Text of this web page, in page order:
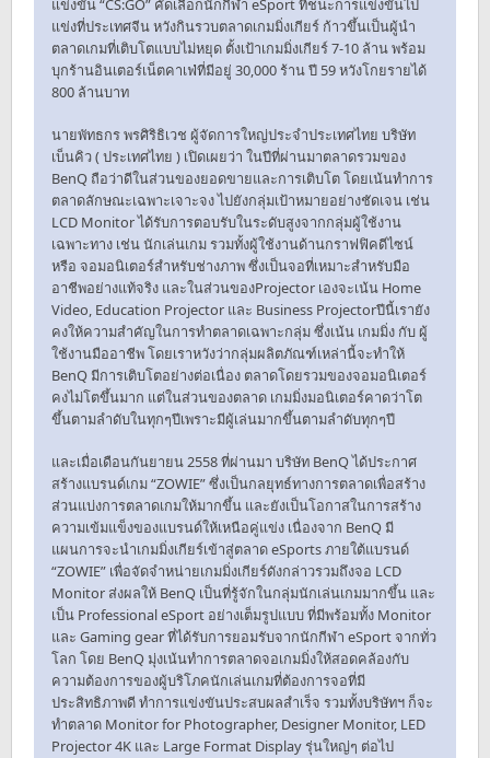
แข่งขัน “CS:GO” คัดเลือกนักกีฬา eSport ที่ชนะการแข่งขันไป
แข่งที่ประเทศจีน หวังกินรวบตลาดเกมมิ่งเกียร์ ก้าวขึ้นเป็นผู้นำ
ตลาดเกมที่เติบโตแบบไม่หยุด ตั้งเป้าเกมมิ่งเกียร์ 7-10 ล้าน พร้อม
บุกร้านอินเตอร์เน็ตคาเฟ่ที่มีอยู่ 30,000 ร้าน ปี 59 หวังโกยรายได้
800 ล้านบาท
นายพัทธกร พรศิริธิเวช ผู้จัดการใหญ่ประจำประเทศไทย บริษัท
เบ็นคิว ( ประเทศไทย ) เปิดเผยว่า ในปีที่ผ่านมาตลาดรวมของ
BenQ ถือว่าดีในส่วนของยอดขายและการเติบโต โดยเน้นทำการ
ตลาดลักษณะเฉพาะเจาะจง ไปยังกลุ่มเป้าหมายอย่างชัดเจน เช่น
LCD Monitor ได้รับการตอบรับในระดับสูงจากกลุ่มผู้ใช้งาน
เฉพาะทาง เช่น นักเล่นเกม รวมทั้งผู้ใช้งานด้านกราฟฟิคดีไซน์
หรือ จอมอนิเตอร์สำหรับช่างภาพ ซึ่งเป็นจอที่เหมาะสำหรับมือ
อาชีพอย่างแท้จริง และในส่วนของProjector เองจะเน้น Home
Video, Education Projector และ Business Projectorปีนี้เรายัง
คงให้ความสำคัญในการทำตลาดเฉพาะกลุ่ม ซึ่งเน้น เกมมิ่ง กับ ผู้
ใช้งานมืออาชีพ โดยเราหวังว่ากลุ่มผลิตภัณฑ์เหล่านี้จะทำให้
BenQ มีการเติบโตอย่างต่อเนื่อง ตลาดโดยรวมของจอมอนิเตอร์
คงไม่โตขึ้นมาก แต่ในส่วนของตลาด เกมมิ่งมอนิเตอร์คาดว่าโต
ขึ้นตามลำดับในทุกๆปีเพราะมีผู้เล่นมากขึ้นตามลำดับทุกๆปี
และเมื่อเดือนกันยายน 2558 ที่ผ่านมา บริษัท BenQ ได้ประกาศ
สร้างแบรนด์เกม “ZOWIE” ซึ่งเป็นกลยุทธ์ทางการตลาดเพื่อสร้าง
ส่วนแบ่งการตลาดเกมให้มากขึ้น และยังเป็นโอกาสในการสร้าง
ความเข้มแข็งของแบรนด์ให้เหนือคู่แข่ง เนื่องจาก BenQ มี
แผนการจะนำเกมมิ่งเกียร์เข้าสู่ตลาด eSports ภายใต้แบรนด์
“ZOWIE” เพื่อจัดจำหน่ายเกมมิ่งเกียร์ดังกล่าวรวมถึงจอ LCD
Monitor ส่งผลให้ BenQ เป็นที่รู้จักในกลุ่มนักเล่นเกมมากขึ้น และ
เป็น Professional eSport อย่างเต็มรูปแบบ ที่มีพร้อมทั้ง Monitor
และ Gaming gear ที่ได้รับการยอมรับจากนักกีฬา eSport จากทั่ว
โลก โดย BenQ มุ่งเน้นทำการตลาดจอเกมมิ่งให้สอดคล้องกับ
ความต้องการของผู้บริโภคนักเล่นเกมที่ต้องการจอที่มี
ประสิทธิภาพดี ทำการแข่งขันประสบผลสำเร็จ รวมทั้งบริษัทฯ ก็จะ
ทำตลาด Monitor for Photographer, Designer Monitor, LED
Projector 4K และ Large Format Display รุ่นใหญ่ๆ ต่อไป